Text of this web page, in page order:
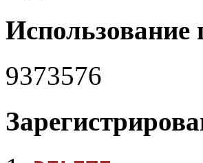
Использование
9373576